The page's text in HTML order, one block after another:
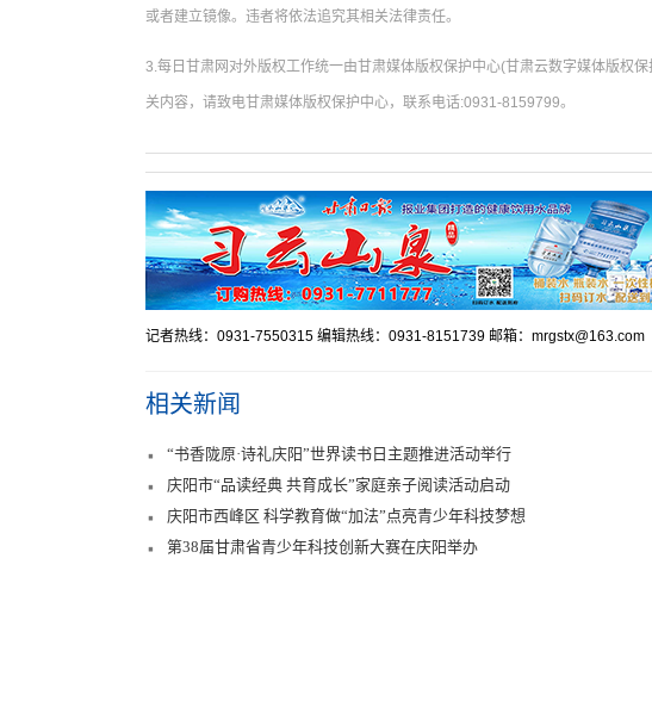
或者建立镜像。违者将依法追究其相关法律责任。
3.每日甘肃网对外版权工作统一由甘肃媒体版权保护中心(甘肃云数字媒体版权
关内容，请致电甘肃媒体版权保护中心，联系电话:0931-8159799。
记者热线：0931-7550315 编辑热线：0931-8151739 邮箱：mrgstx@163.com
相关新闻
“书香陇原·诗礼庆阳”世界读书日主题推进活动举行
庆阳市“品读经典 共育成长”家庭亲子阅读活动启动
庆阳市西峰区 科学教育做“加法”点亮青少年科技梦想
第38届甘肃省青少年科技创新大赛在庆阳举办